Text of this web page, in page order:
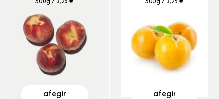
afegir afegir